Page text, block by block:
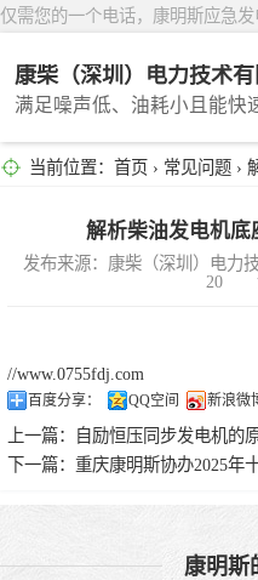
仅需您的一个电话，康明斯应急
康柴（深圳）电力技术有
当前位置： 首页 › 常见问题 ›
解析柴油发电机底
发布来源：康柴（深圳）电
20
//www.0755fdj.com
百度分享： QQ空间 新浪微
上一篇：
自励恒压同步发电机的
下一篇： 重庆康明斯协办2025年
康明斯
深圳租赁
东莞租赁
汕头租赁